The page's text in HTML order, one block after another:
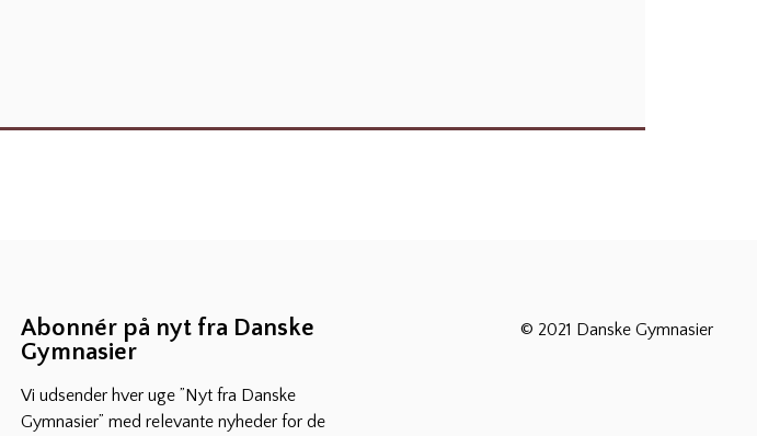
Abonnér på nyt fra Danske
Gymnasier
Vi udsender hver uge ”Nyt fra Danske
Gymnasier” med relevante nyheder for de
© 2021 Danske Gymnasier